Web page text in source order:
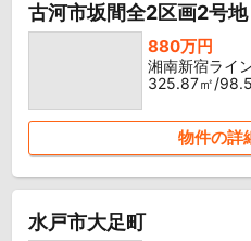
古河市坂間全2区画2号地
880万円
湘南新宿ライ
325.87㎡/
物件の詳
水戸市大足町